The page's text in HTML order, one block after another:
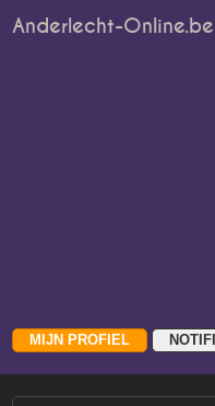
Anderlecht-